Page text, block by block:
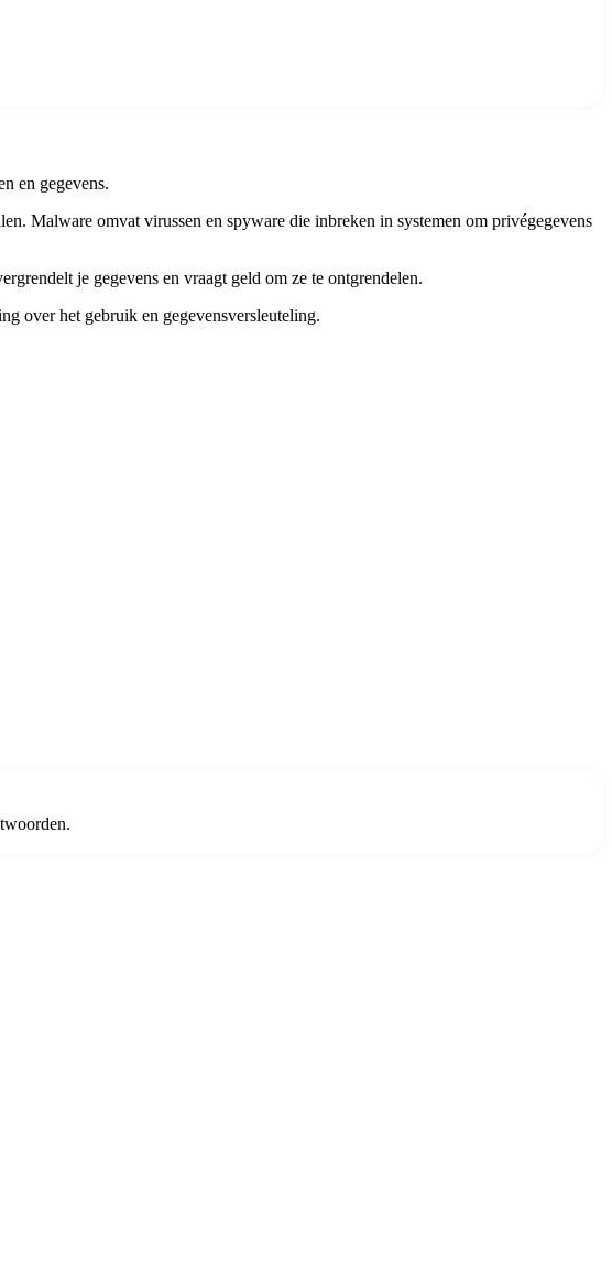
en gegevens.
Malware omvat virussen en spyware die inbreken in systemen om privégegevens
je gegevens en vraagt geld om ze te ontgrendelen.
over het gebruik en gegevensversleuteling.